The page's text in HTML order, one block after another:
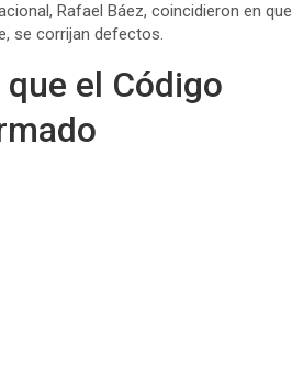
Rafael Báez, coincidieron en que
se corrijan defectos.
el Código